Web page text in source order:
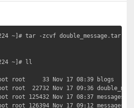
~]# tar -zcvf double_message.tar.gz
~]# ll
root     33 Nov 17 08:39 blogs
root  22732 Nov 17 09:36
root 125432 Nov 17 08:37 messages
root 126394 Nov 17 09:12 messagesv2